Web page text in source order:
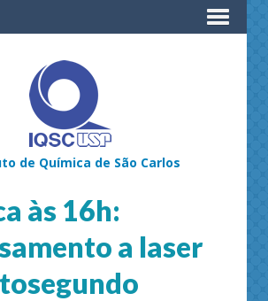
de Química de São Carlos
às 16h:
a laser